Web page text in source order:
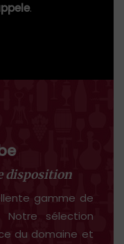
.
disposition
gamme de
Notre sélection
du domaine et